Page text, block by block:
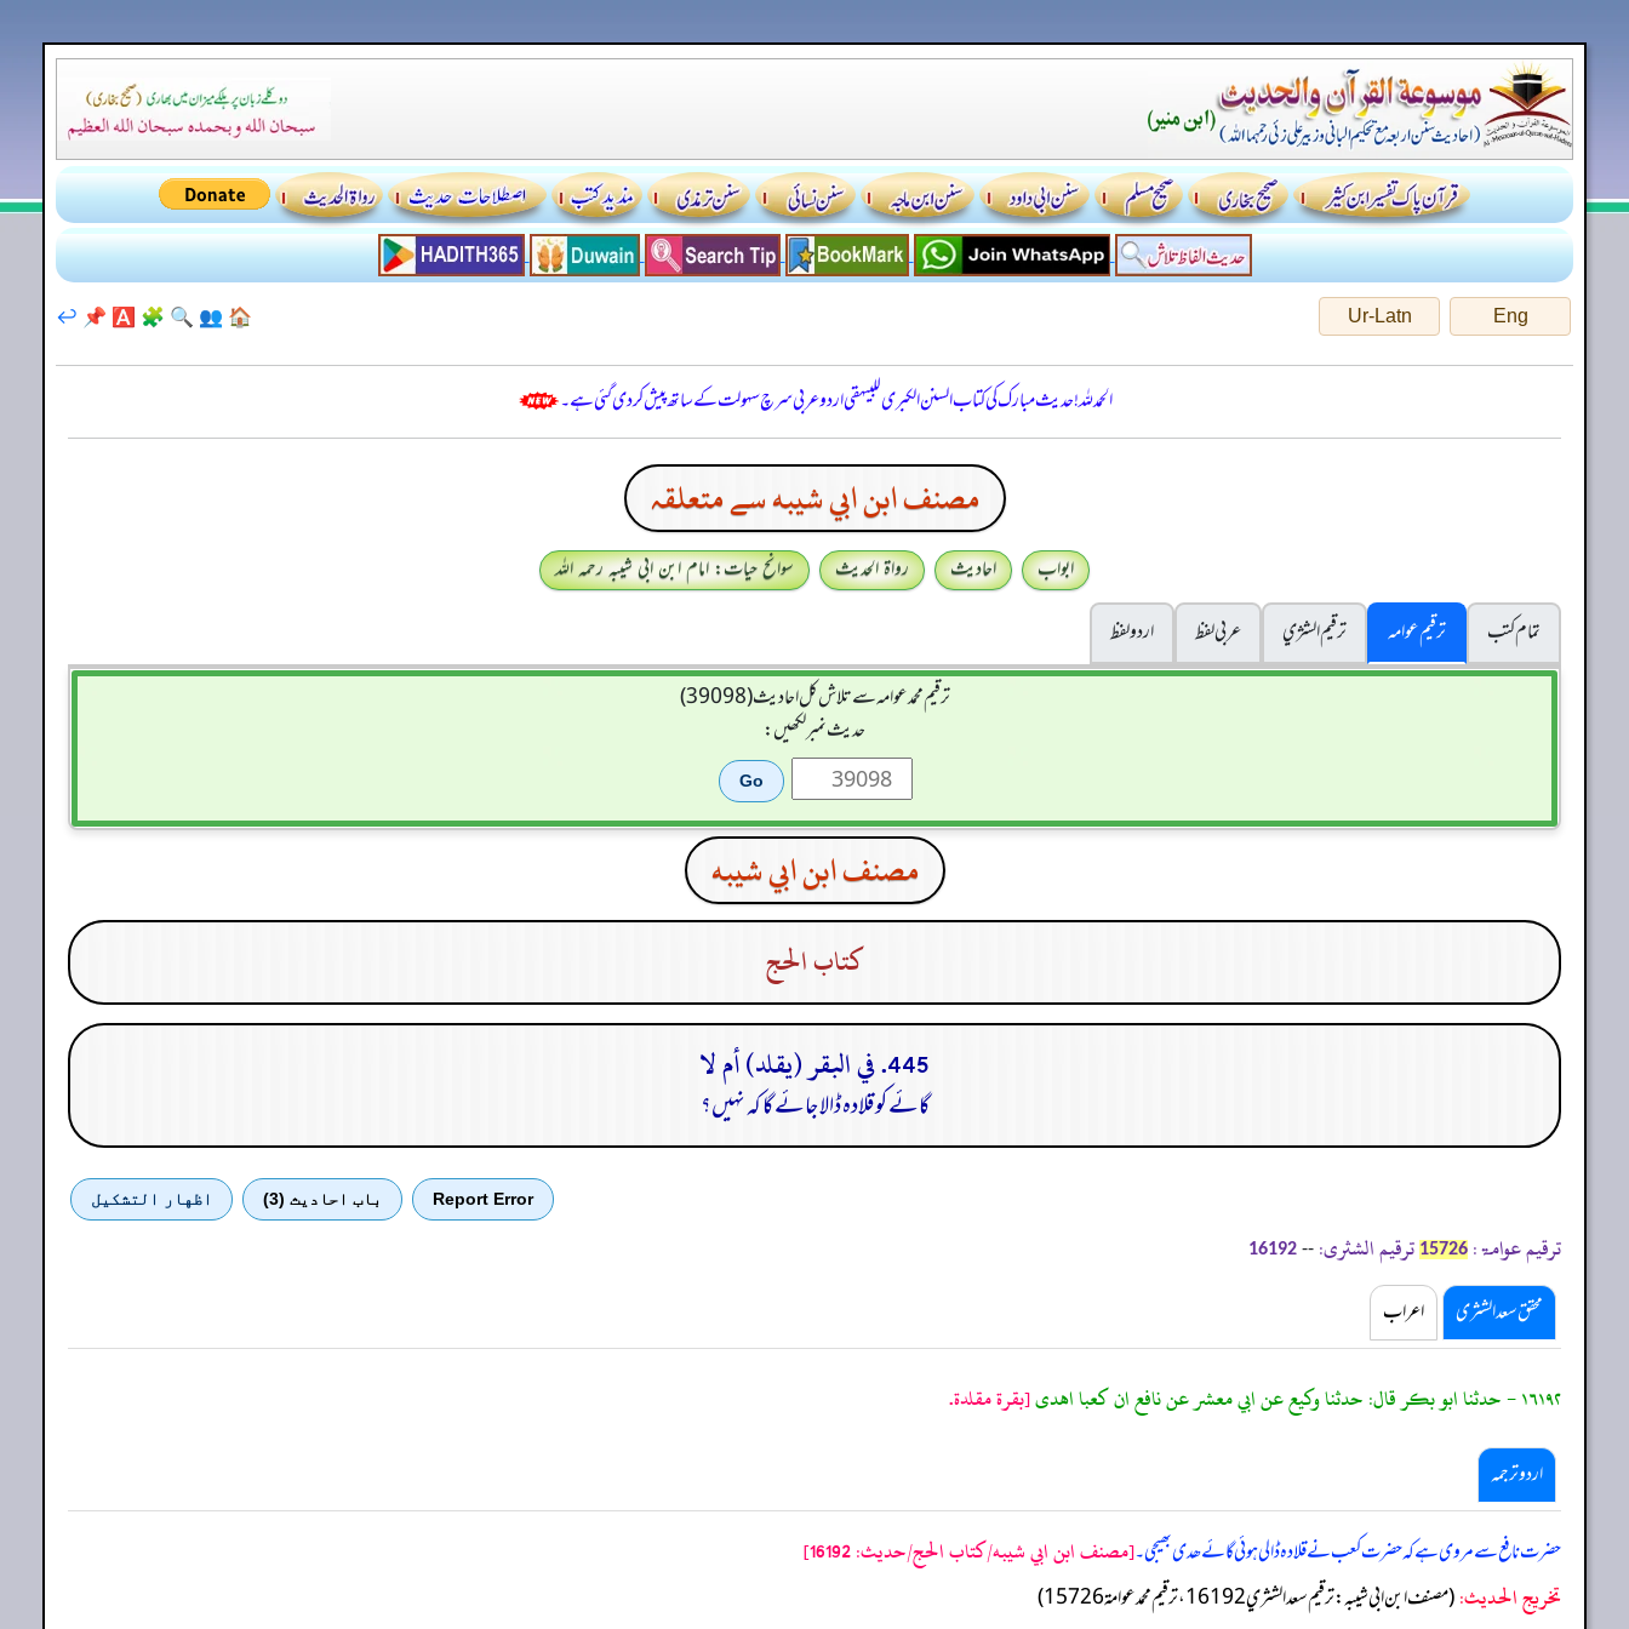
Eng
Ur-Latn
🏠
👥
🔍
🧩
🅰️
📌
↩️
الحمدللہ! حدیث مبارک کی کتاب السنن الكبرى للبيهقي اردو عربی سرچ سہولت کے ساتھ پیش کر دی گئی ہے۔
مصنف ابن ابي شيبه سے متعلقہ
ابواب احادیث رواۃ الحدیث
سوانح حیات: امام ابن ابی شیبہ رحمہ اللہ
تمام کتب
ترقیم عوامہ ترقيم الشژي عربی لفظ
اردو لفظ
ترقیم محمدعوامہ سے تلاش کل احادیث (39098)
حدیث نمبر لکھیں:
مصنف ابن ابي شيبه
كتاب الحج
445. في البقر (يقلد) أم لا
گائے کو قلادہ ڈالا جائے گا کہ نہیں؟
Report Error باب احادیث (3) اظهار التشكيل
ترقیم عوامۃ: 15726 ترقیم الشثری: --
16192
محقق سعد الشثری اعراب
١٦١٩٢ - حدثنا ابو بكر قال: حدثنا وكيع عن ابي معشر عن نافع ان كعبا اهدى [بقرة مقلدة.
اردو ترجمہ
حضرت نافع سے مروی ہے کہ حضرت کعب نے قلادہ ڈالی ہوئی گائے ھدی بھیجی۔[مصنف ابن ابي شيبه/كتاب الحج/حدیث: 16192]
تخریج الحدیث:(مصنف ابن ابي شيبه: ترقيم سعد الشثري 16192، ترقيم محمد عوامة 15726)